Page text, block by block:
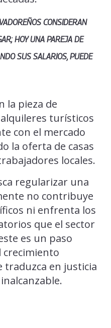
CONSIDERAN
HOY UNA PAREJA DE
SUS SALARIOS, PUEDE
la pieza de
turísticos
con el mercado
la oferta de casas
locales.
regularizar una
no contribuye
ni enfrenta los
que el sector
es un paso
crecimiento
traduzca en justicia